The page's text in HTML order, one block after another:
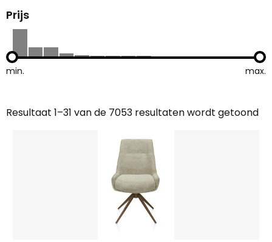
Prijs
min. max.
Resultaat 1–31 van de 7053 resultaten wordt getoond
Gesorteerd